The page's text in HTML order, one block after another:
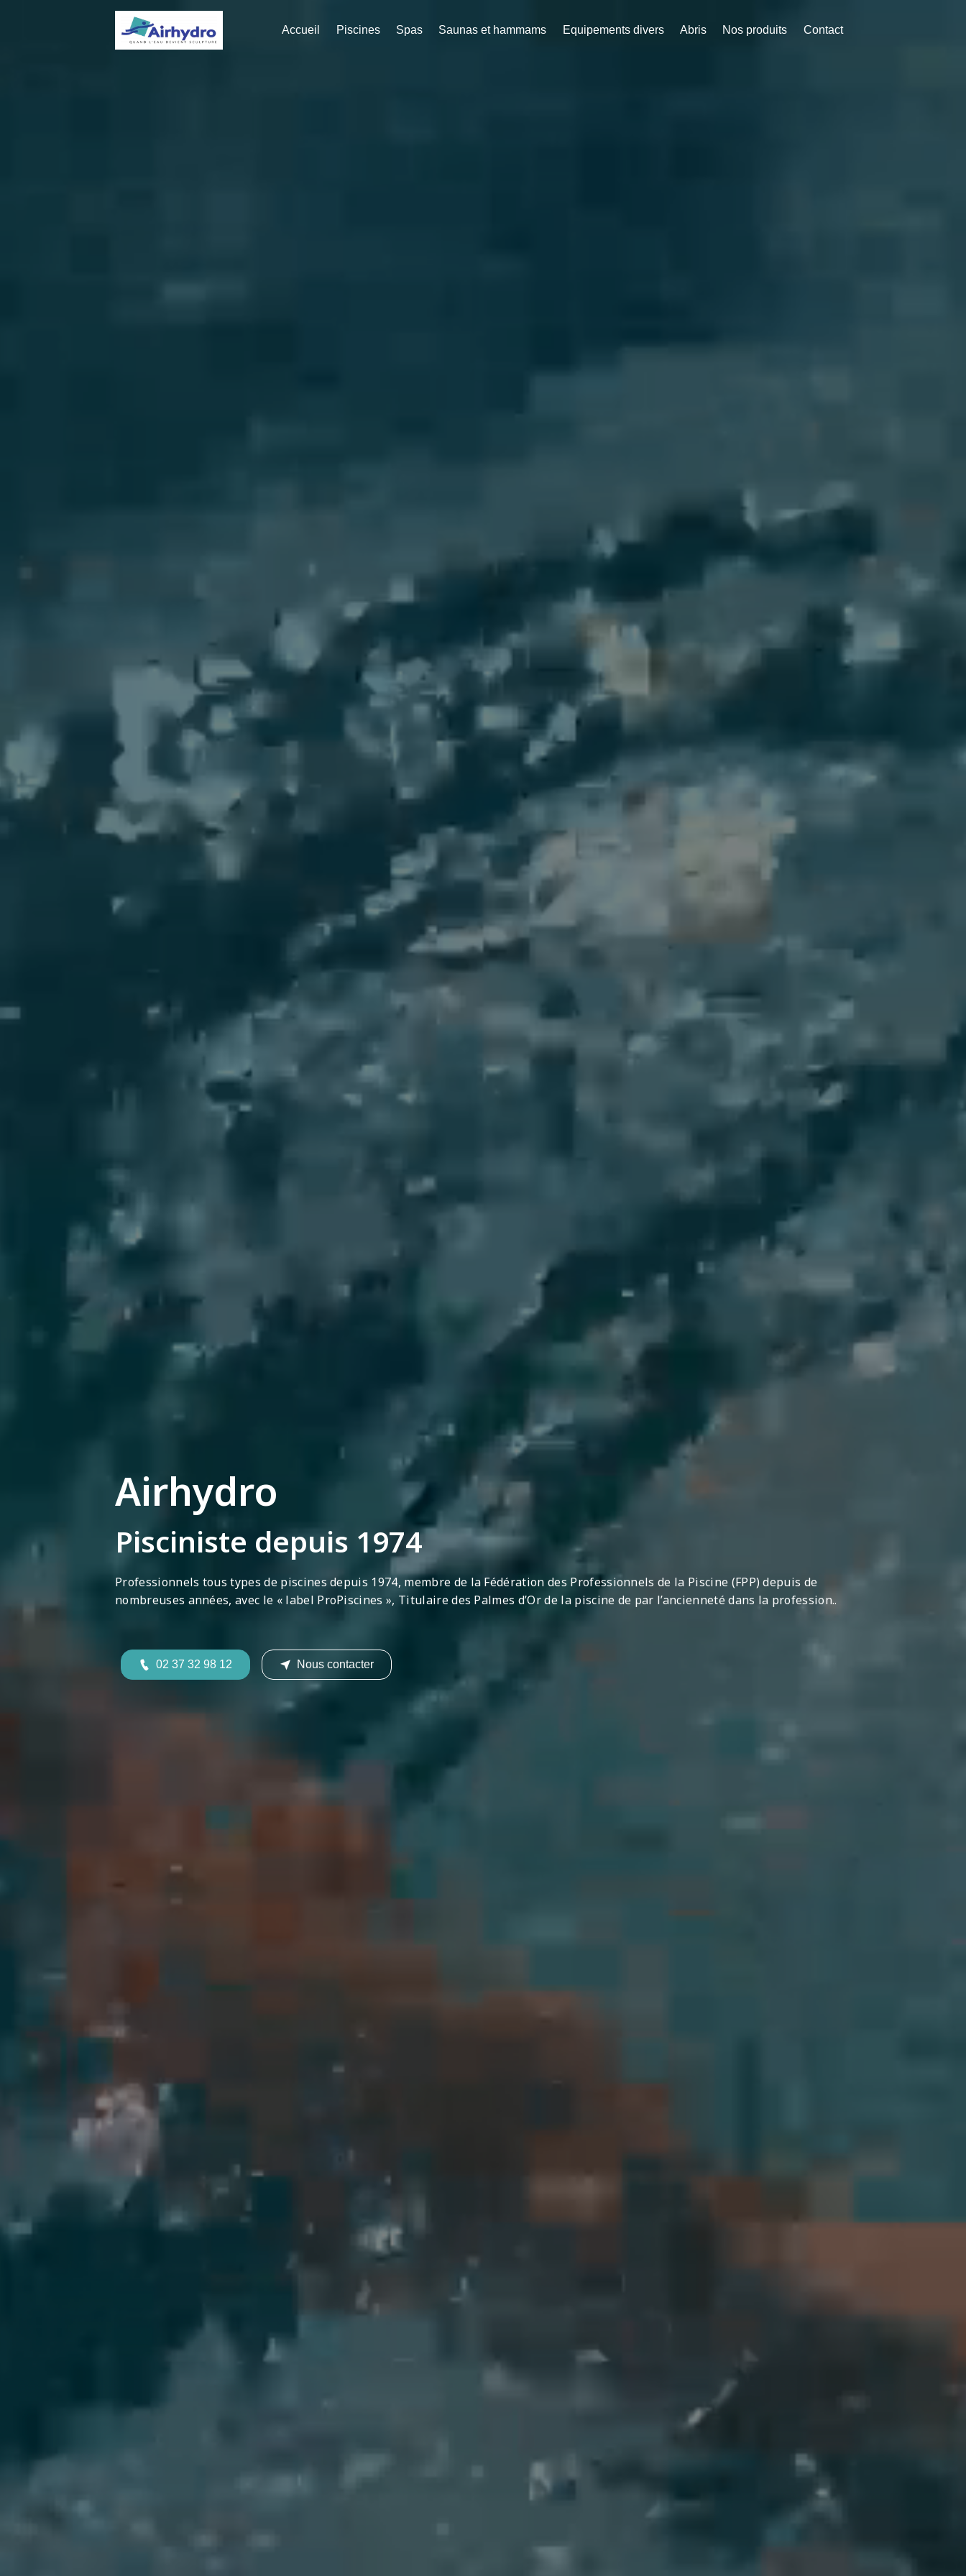
Accueil Piscines Spas Saunas et hammams Equipements divers Abris Nos produits Contact
Airhydro
Pisciniste depuis 1974
Professionnels tous types de piscines depuis 1974, membre de la Fédération des Professionnels de la Piscine (FPP) depuis de
nombreuses années, avec le « label ProPiscines », Titulaire des Palmes d’Or de la piscine de par l’ancienneté dans la profession..
02 37 32 98 12 Nous contacter
Panneau de gestion des cookies